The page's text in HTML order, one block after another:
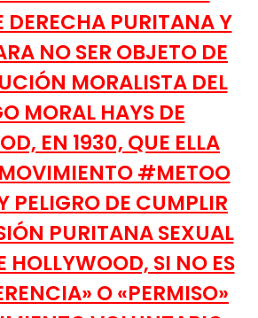
DERECHA PURITANA Y
NO SER OBJETO DE
MORALISTA DEL
MORAL HAYS DE
EN 1930, QUE ELLA
#METOO
PELIGRO DE CUMPLIR
PURITANA SEXUAL
HOLLYWOOD, SI NO ES
O «PERMISO»